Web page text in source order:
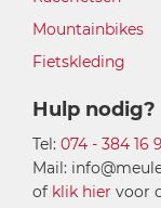
Mountainbikes
Fietskleding
Hulp nodig?
Tel: 074 - 384 16
Mail:
of klik hier voor